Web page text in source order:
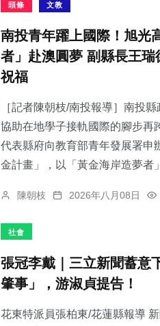
頭條 文教
南投青年躍上國際！旭光
者」赴澳圓夢 副縣長王
祝福
［記者陳朝枝/南投報導］南投
協助在地學子接軌國際的腳步再
代表縣府向教育部青年發展署申
金計畫」，以「黃金海岸造夢者
陳朝枝 2026年八月08日
社會
張冠李戴｜三立新聞蓄意
肇事」，游淑貞提告！
花東特派員張柏東/花蓮縣報導